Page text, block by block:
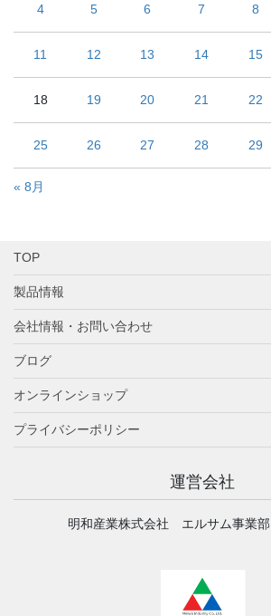
4 5 6 7 8
11 12 13 14 15
18 19 20 21 22
25 26 27 28 29
« 8月
TOP
製品情報
会社情報・お問い合わせ
ブログ
オンラインショップ
プライバシーポリシー
運営会社
明和産業株式会社 エルサム事業部